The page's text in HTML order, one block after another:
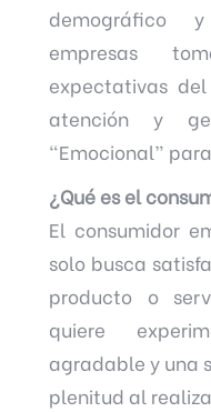
demográfico
empresas
expectativas
atención y
“Emocional”
¿Qué es el
El consumidor
solo busca
producto o
quiere
agradable y una
plenitud al